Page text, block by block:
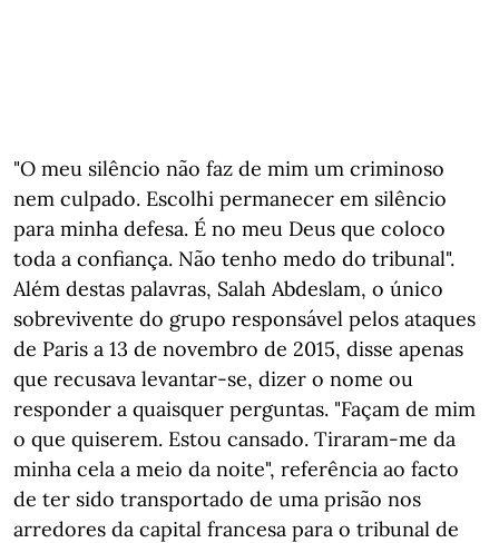
"O meu silêncio não faz de mim um criminoso
nem culpado. Escolhi permanecer em silêncio
para minha defesa. É no meu Deus que coloco
toda a confiança. Não tenho medo do tribunal".
Além destas palavras, Salah Abdeslam, o único
sobrevivente do grupo responsável pelos ataques
de Paris a 13 de novembro de 2015, disse apenas
que recusava levantar-se, dizer o nome ou
responder a quaisquer perguntas. "Façam de mim
o que quiserem. Estou cansado. Tiraram-me da
minha cela a meio da noite", referência ao facto
de ter sido transportado de uma prisão nos
arredores da capital francesa para o tribunal de